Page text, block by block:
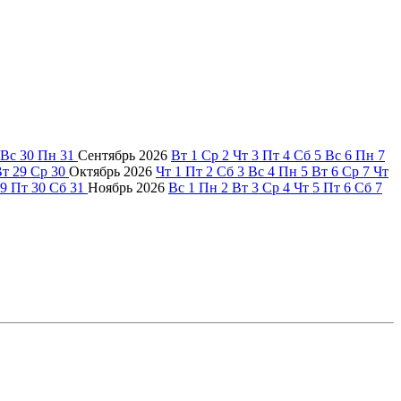
Вс 30 Пн 31 Сентябрь 2026 Вт 1 Ср 2 Чт 3 Пт 4 Сб 5 Вс 6 Пн 7
29 Ср 30 Октябрь 2026 Чт 1 Пт 2 Сб 3 Вс 4 Пн 5 Вт 6 Ср 7 Чт
Пт 30 Сб 31 Ноябрь 2026 Вс 1 Пн 2 Вт 3 Ср 4 Чт 5 Пт 6 Сб 7